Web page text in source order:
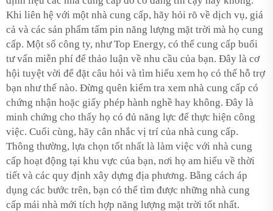
Khi liên hệ với một nhà cung cấp, hãy hỏi rõ về dịch vụ, giá
cả và các sản phẩm tấm pin năng lượng mặt trời mà họ cung
cấp. Một số công ty, như Top Energy, có thể cung cấp buổi
tư vấn miễn phí để thảo luận về nhu cầu của bạn. Đây là cơ
hội tuyệt vời để đặt câu hỏi và tìm hiểu xem họ có thể hỗ trợ
bạn như thế nào. Đừng quên kiểm tra xem nhà cung cấp có
chứng nhận hoặc giấy phép hành nghề hay không. Đây là
minh chứng cho thấy họ có đủ năng lực để thực hiện công
việc. Cuối cùng, hãy cân nhắc vị trí của nhà cung cấp.
Thông thường, lựa chọn tốt nhất là làm việc với nhà cung
cấp hoạt động tại khu vực của bạn, nơi họ am hiểu về thời
tiết và các quy định xây dựng địa phương. Bằng cách áp
dụng các bước trên, bạn có thể tìm được những nhà cung
cấp mái nhà mới tích hợp năng lượng mặt trời tốt nhất.